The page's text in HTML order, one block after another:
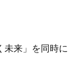
未来」を同時に